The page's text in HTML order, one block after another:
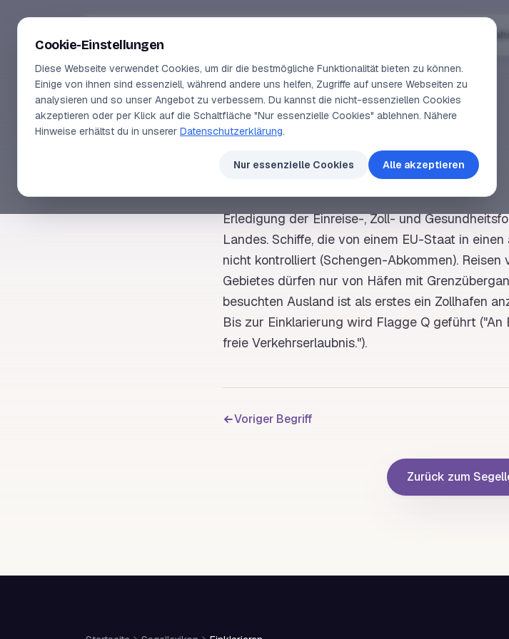
SEGELLEXIKON
Einklarieren
Erledigung der Einreise-, Zoll- und
Landes. Schiffe, die von einem EU-Staat in einen
nicht kontrolliert (Schengen-Abkommen).
Gebietes dürfen nur von Häfen mit
besuchten Ausland ist als erstes ein Zollhafen
Bis zur Einklarierung wird Flagge Q geführt ("An
freie Verkehrserlaubnis.").
Voriger Begriff
Zurück zum
Cookie-Einstellungen
Diese Webseite verwendet Cookies, um dir die bestmögliche Funktionalität bieten zu können.
Einige von ihnen sind essenziell, während andere uns helfen, Zugriffe auf unsere Webseiten zu
analysieren und so unser Angebot zu verbessern. Du kannst die nicht-essenziellen Cookies
akzeptieren oder per Klick auf die Schaltfläche "Nur essenzielle Cookies" ablehnen. Nähere
Hinweise erhältst du in unserer Datenschutzerklärung.
Nur essenzielle Cookies Alle akzeptieren